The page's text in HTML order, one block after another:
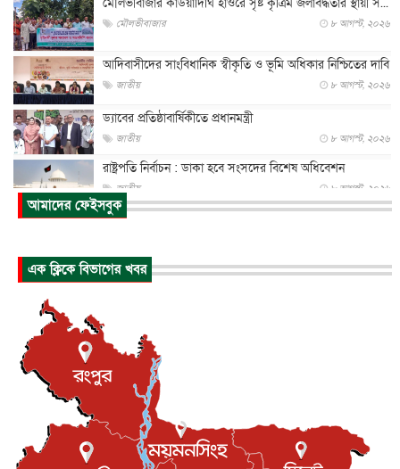
মৌলভীবাজার ৮ আগস্ট, ২০২৬
আদিবাসীদের সাংবিধানিক স্বীকৃতি ও ভূমি অধিকার নিশ্চিতের দাবি
জাতীয় ৮ আগস্ট, ২০২৬
ড্যাবের প্রতিষ্ঠাবার্ষিকীতে প্রধানমন্ত্রী
জাতীয় ৮ আগস্ট, ২০২৬
রাষ্ট্রপতি নির্বাচন : ডাকা হবে সংসদের বিশেষ অধিবেশন
জাতীয় ৮ আগস্ট, ২০২৬
প্রধানমন্ত্রীর সঙ্গে সাক্ষাতে খুদে শিল্পী অনুশ্রী রায়ের স্বপ...
পাকিস্তান-তুরস্কের সঙ্গে প্রতিরক্ষা চুক্তি সৌদি আরবকে কতটা ন...
যুক্তরাজ্যে গ্রুমিং কেলেঙ্কারি : পাকিস্তানির অপরাধে অস্বস্তি...
আন্তর্জাতিক
বিরোধ কাটিয়ে কূটনৈতিক সম্পর্ক পুনঃস্থাপন করছে মেক্সিকো ও
আন্তর্জাতিক
এবার ওটিটিতে মুক্তি পেল ‘মালিক’
আমাদের ফেইসবুক
এক ক্লিকে বিভাগের খবর